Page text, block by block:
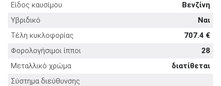
Μεταχειρισμένα
Είδος καυσίμου
Βενζίνη
Υβριδικό
Ναι
Τέλη κυκλοφορίας
707.4 €
Φορολογήσιμοι ίπποι
28
Μεταλλικό χρώμα
διατίθεται
Σύστημα διεύθυνσης